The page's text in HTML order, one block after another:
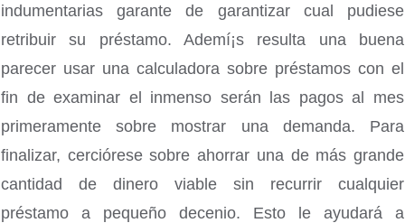
indumentarias garante de garantizar cual pudiese
retribuir su préstamo. Ademí¡s resulta una buena
parecer usar una calculadora sobre préstamos con el
fin de examinar el inmenso serán las pagos al mes
primeramente sobre mostrar una demanda. Para
finalizar, cerciórese sobre ahorrar una de más grande
cantidad de dinero viable sin recurrir cualquier
préstamo a pequeño decenio. Esto le ayudará a